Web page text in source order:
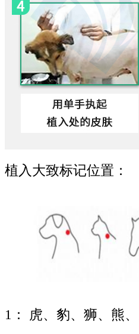
植入大致标记位置：
1： 虎、豹、狮、熊